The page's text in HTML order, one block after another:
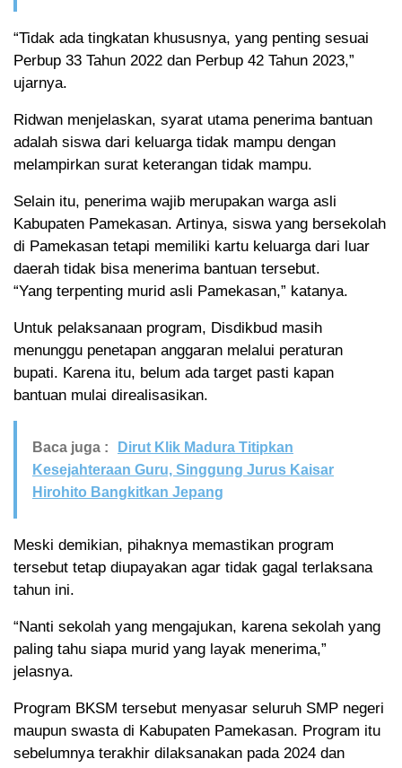
“Tidak ada tingkatan khususnya, yang penting sesuai
Perbup 33 Tahun 2022 dan Perbup 42 Tahun 2023,”
ujarnya.
Ridwan menjelaskan, syarat utama penerima bantuan
adalah siswa dari keluarga tidak mampu dengan
melampirkan surat keterangan tidak mampu.
Selain itu, penerima wajib merupakan warga asli
Kabupaten Pamekasan. Artinya, siswa yang bersekolah
di Pamekasan tetapi memiliki kartu keluarga dari luar
daerah tidak bisa menerima bantuan tersebut.
“Yang terpenting murid asli Pamekasan,” katanya.
Untuk pelaksanaan program, Disdikbud masih
menunggu penetapan anggaran melalui peraturan
bupati. Karena itu, belum ada target pasti kapan
bantuan mulai direalisasikan.
Baca juga :
Dirut Klik Madura Titipkan
Kesejahteraan Guru, Singgung Jurus Kaisar
Hirohito Bangkitkan Jepang
Meski demikian, pihaknya memastikan program
tersebut tetap diupayakan agar tidak gagal terlaksana
tahun ini.
“Nanti sekolah yang mengajukan, karena sekolah yang
paling tahu siapa murid yang layak menerima,”
jelasnya.
Program BKSM tersebut menyasar seluruh SMP negeri
maupun swasta di Kabupaten Pamekasan. Program itu
sebelumnya terakhir dilaksanakan pada 2024 dan